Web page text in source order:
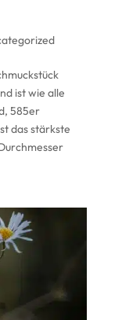
ist wie alle
585er
das stärkste